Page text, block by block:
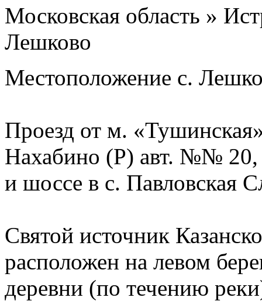
Московская область »
Лешково
Местоположение с.
Проезд от м.
Нахабино (Р) авт. №№
и шоссе в с. Павловская
Святой источник
расположен на левом
деревни (по течению